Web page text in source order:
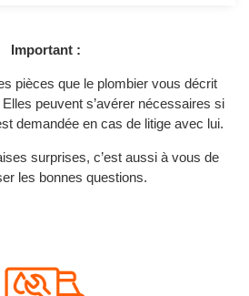
Important :
pièces que le plombier vous décrit
peuvent s’avérer nécessaires si
demandée en cas de litige avec lui.
surprises, c’est aussi à vous de
les bonnes questions.